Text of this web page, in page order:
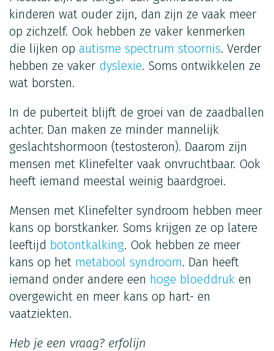
kinderen wat ouder zijn, dan zijn ze vaak meer
op zichzelf. Ook hebben ze vaker kenmerken
die lijken op autisme spectrum stoornis. Verder
hebben ze vaker dyslexie. Soms ontwikkelen ze
wat borsten.
In de puberteit blijft de groei van de zaadballen
achter. Dan maken ze minder mannelijk
geslachtshormoon (testosteron). Daarom zijn
mensen met Klinefelter vaak onvruchtbaar. Ook
heeft iemand meestal weinig baardgroei.
Mensen met Klinefelter syndroom hebben meer
kans op borstkanker. Soms krijgen ze op latere
leeftijd botontkalking. Ook hebben ze meer
kans op het metabool syndroom. Dan heeft
iemand onder andere een hoge bloeddruk en
overgewicht en meer kans op hart- en
vaatziekten.
Heb je een vraag? erfolijn